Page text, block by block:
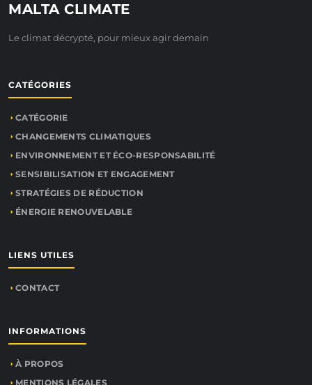
MALTA CLIMATE
Le climat décrypté, pour mieux agir demain
CATÉGORIES
CATÉGORIE
CHANGEMENTS CLIMATIQUES
ENVIRONNEMENT ET ÉCO-RESPONSABILITÉ
SENSIBILISATION ET ENGAGEMENT
STRATÉGIES DE RÉDUCTION
ÉNERGIE RENOUVELABLE
LIENS UTILES
CONTACT
INFORMATIONS
À PROPOS
MENTIONS LÉGALES